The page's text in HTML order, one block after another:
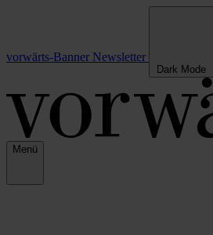
vorwärts-Banner Newsletter
Dark Mode
Menü